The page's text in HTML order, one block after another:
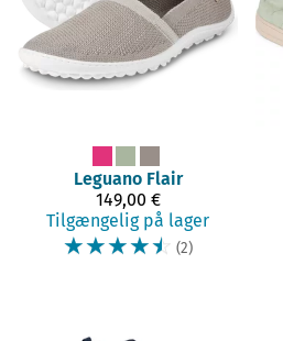
Leguano Flair
149,00 €
Tilgængelig på lager
☆☆☆☆☆ (2)